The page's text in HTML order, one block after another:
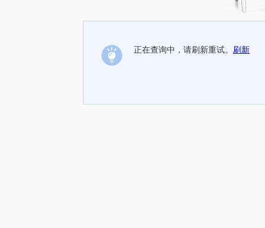
正在查询中，请刷新重试。 刷新